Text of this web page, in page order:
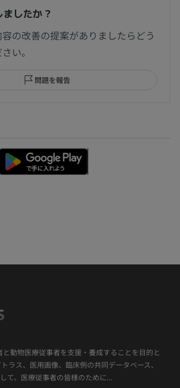
したか？
の改善の提案がありましたらどう
い。
問題を報告
と動物医療従事者を支援・養成することを目的と
ラス、医用画像、臨床例の共同データベース、
て、医療従事者の皆様のために...